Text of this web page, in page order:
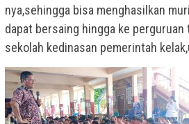
nya,sehingga bisa menghasilkan
dapat bersaing hingga ke
sekolah kedinasan pemerintah